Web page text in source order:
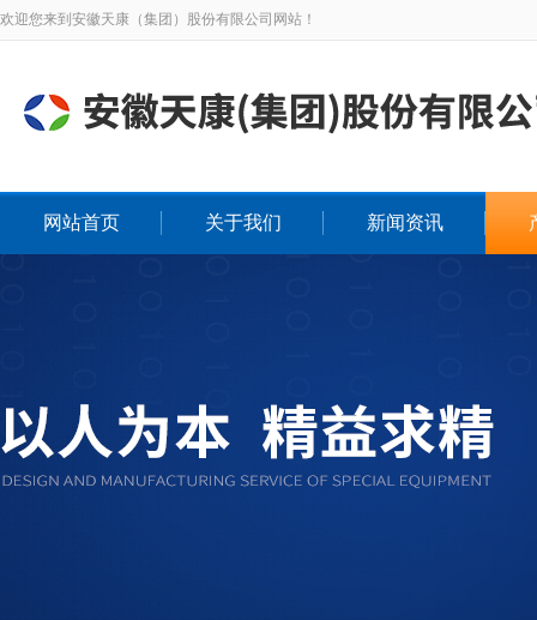
欢迎您来到安徽天康（集团）股份有限公司网站！
网站首页 关于我们 新闻资讯